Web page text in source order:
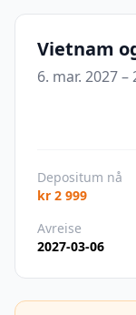
Vietnam
6. mar. 2027 –
Depositum nå
kr 2 999
Avreise
2027-03-06